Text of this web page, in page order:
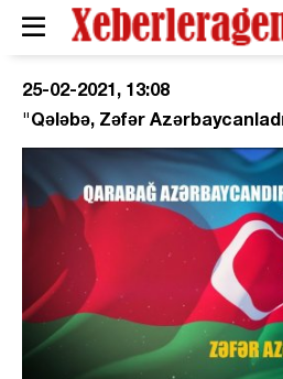
25-02-2021, 13:08
"Qələbə, Zəfər